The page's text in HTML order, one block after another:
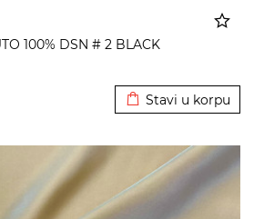
100% DSN # 2 BLACK
Stavi u korpu